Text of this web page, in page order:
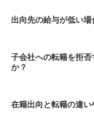
出向先の給与が低い
子会社への転籍を拒
か？
在籍出向と転籍の違